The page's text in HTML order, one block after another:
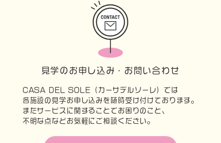
見学のお申し込み・お問い合わせ
CASA DEL SOLE（カーサデルソーレ）では
各施設の見学お申し込みを随時受け付けております。
またサービスに関することでお困りのこと、
不明な点などお気軽にご相談ください。